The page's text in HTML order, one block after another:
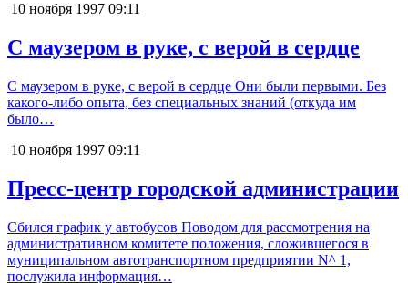
10 ноября 1997 09:11
С маузером в руке, с верой в сердце
С маузером в руке, с верой в сердце Они были первыми. Без
какого-либо опыта, без специальных знаний (откуда им
было…
10 ноября 1997 09:11
Пресс-центр городской администрации
Сбился график у автобусов Поводом для рассмотрения на
административном комитете положения, сложившегося в
муниципальном автотранспортном предприятии N^ 1,
послужила информация…